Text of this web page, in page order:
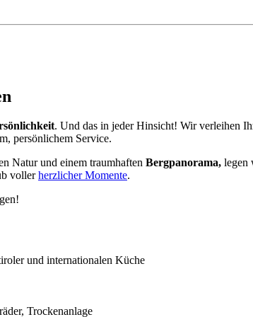
. Und das in jeder Hinsicht! Wir verleihen
persönlichem Service.
Natur und einem traumhaften Bergpanorama, legen
vollerherzlicher Momente.
und internationalen Küche
Trockenanlage